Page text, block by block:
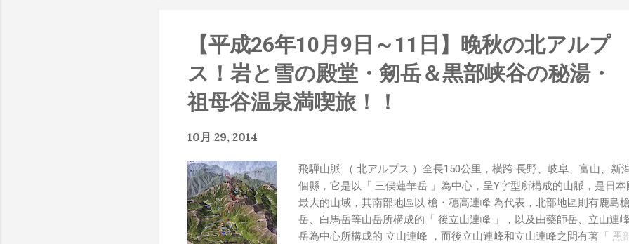
扛、散佈同事私生活謠言，還有職場霸凌，這些你他媽都頂級專業戶，除此之外沒啥洨用
了！） 一件理論上可以做到的事情，外行人的認知被信息差，不懂加上沒實作能力去驗證
什麼都變成黑科技了（多黑？比巴西黑鮑魚還黑嗎？）。反重力技術說不定也非啥黑科技
是政府不讓你普通老百姓了解罷了。 Ray-ban Meta 的黑科技，講白了就是人家拉個百人
在搞那支眼鏡，然後把軟體技能和硬體規格點滿，再加上極致優化後的成果罷了！ 當時知
Ray-Ban Meta 的智慧眼鏡有塞入一個強大的 WiFi 6 晶片在裡面，一開始我猜測會不會
能是透過 WiFi P2P 或 WiFi SoftAP 的方式去做串流（確實 Meta 的智能眼鏡，在同步
時，會強制要求開啟手機的 WiFi 開關，所以媒體同步應該是靠 WiFi 通道做的），而去
我也快速做了一個WiFi Direct 架構來做 POC，確實傳輸效率非常快，幾百 MB 的大檔
秒級傳完，從眼鏡端將媒體串流到手機端更是不用說的順暢，而且當時我們的媒體串流還
未經編碼的方式傳透過 Socket 直接傳輸的（這表示傳輸時所需的頻寬會更大，功耗據說
大）。 後來因為 ...
【平成26年10月9日～11日】晚秋の北アルプ
ス！岩と雪の殿堂・剱岳＆黒部峡谷の秘湯・
祖母谷温泉満喫旅！！
10月 29, 2014
飛騨山脈 （ 北アルプス ）全長150公里，橫跨 長野、岐阜、富山、新
個縣，它是以「 三俣蓮華岳 」為中心，呈Y字型所構成的山脈，是日本
最大的山域，其南部地區以 槍・穗高連峰 為代表，北部地區則有鹿島
岳、白馬岳等山岳所構成的「 後立山連峰 」，以及由藥師岳、立山連
岳為中心所構成的 立山連峰 ，而後立山連峰和立山連峰之間有著「 黑